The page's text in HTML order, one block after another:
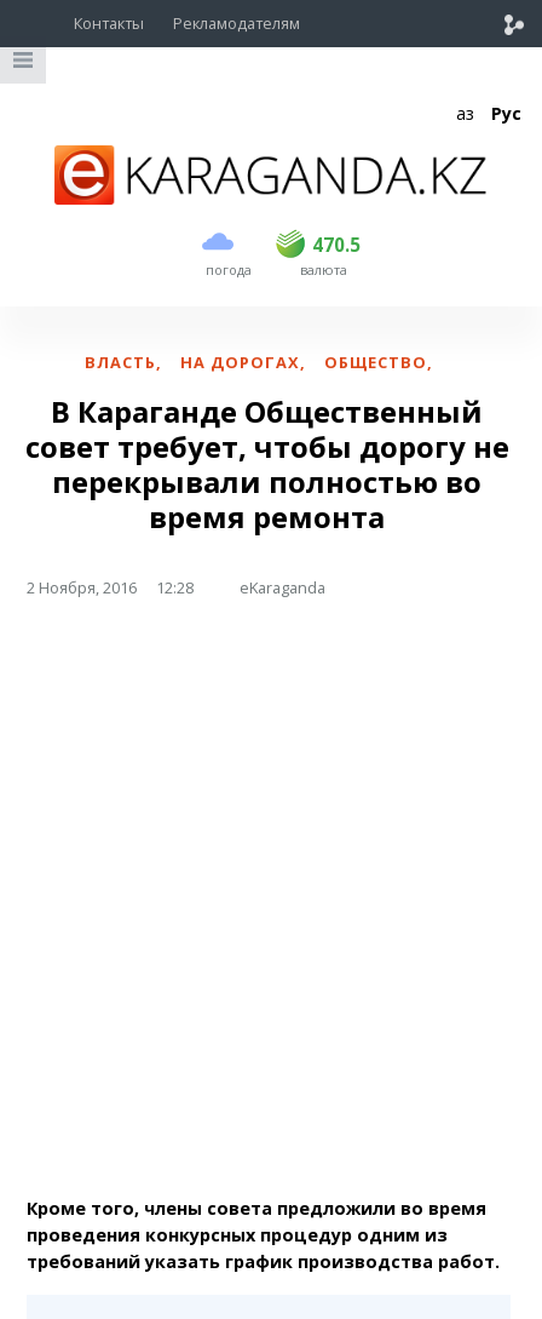
Контакты Рекламодателям
Қаз Рус
погода
470.5
USD 468.5 470.5
EUR валюта
ВЛАСТЬ, НА ДОРОГАХ, ОБЩЕСТВО,
В Караганде Общественный
совет требует, чтобы дорогу не
перекрывали полностью во
время ремонта
2 Ноября, 2016 12:28 eKaraganda
Кроме того, члены совета предложили во время
проведения конкурсных процедур одним из
требований указать график производства работ.